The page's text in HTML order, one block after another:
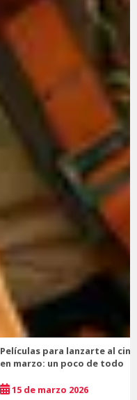
Películas para lanzarte al cine
en marzo: un poco de todo
15 de marzo 2026